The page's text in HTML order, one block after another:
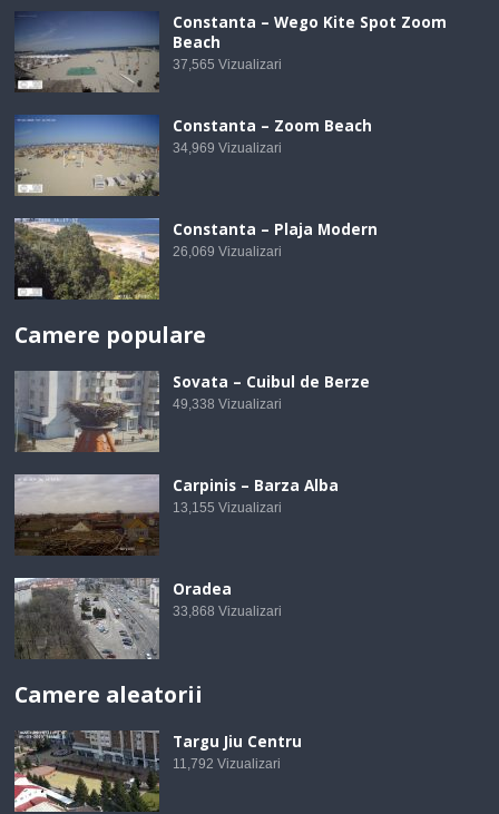
Constanta – Wego Kite Spot Zoom
Beach
37,565 Vizualizari
Constanta – Zoom Beach
34,969 Vizualizari
Constanta – Plaja Modern
26,069 Vizualizari
Camere populare
Sovata – Cuibul de Berze
49,338 Vizualizari
Carpinis – Barza Alba
13,155 Vizualizari
Oradea
33,868 Vizualizari
Camere aleatorii
Targu Jiu Centru
11,792 Vizualizari